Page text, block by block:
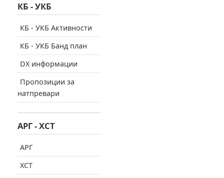
КБ - УКБ
КБ - УКБ Активности
КБ - УКБ Банд план
DX информации
Пропозиции за
натпревари
АРГ - ХСТ
АРГ
ХСТ